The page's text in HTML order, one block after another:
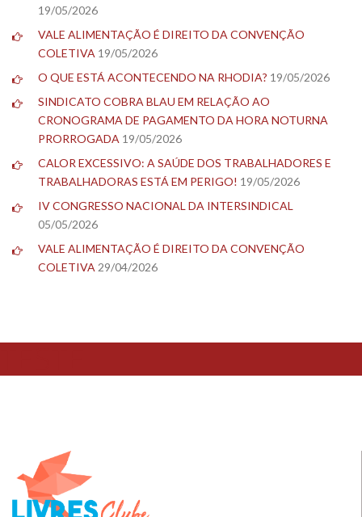
19/05/2026
VALE ALIMENTAÇÃO É DIREITO DA CONVENÇÃO
COLETIVA 19/05/2026
O QUE ESTÁ ACONTECENDO NA RHODIA? 19/05/2026
SINDICATO COBRA BLAU EM RELAÇÃO AO
CRONOGRAMA DE PAGAMENTO DA HORA NOTURNA
PRORROGADA 19/05/2026
CALOR EXCESSIVO: A SAÚDE DOS TRABALHADORES E
TRABALHADORAS ESTÁ EM PERIGO! 19/05/2026
IV CONGRESSO NACIONAL DA INTERSINDICAL
05/05/2026
VALE ALIMENTAÇÃO É DIREITO DA CONVENÇÃO
COLETIVA 29/04/2026
TESTE